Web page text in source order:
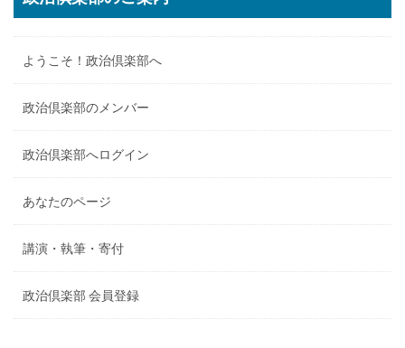
ようこそ！政治倶楽部へ
政治倶楽部のメンバー
政治倶楽部へログイン
あなたのページ
講演・執筆・寄付
政治倶楽部 会員登録